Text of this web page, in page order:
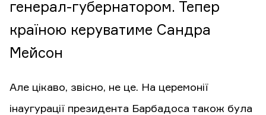
генерал-губернатором. Тепер
країною керуватиме Сандра
Мейсон
Але цікаво, звісно, не це. На церемонії
інаугурації президента Барбадоса також була